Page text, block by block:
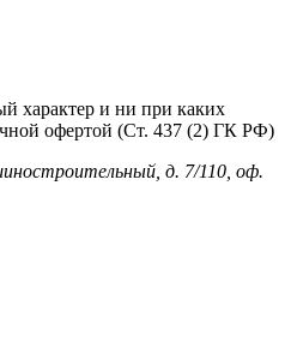
характер и ни при каких
офертой (Ст. 437 (2) ГК РФ)
д. 7/110, оф.